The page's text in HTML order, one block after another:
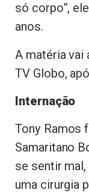
só corpo”,
anos.
A matéria vai
TV Globo,
Internação
Tony Ramos
Samaritano
se sentir
uma cirurgia